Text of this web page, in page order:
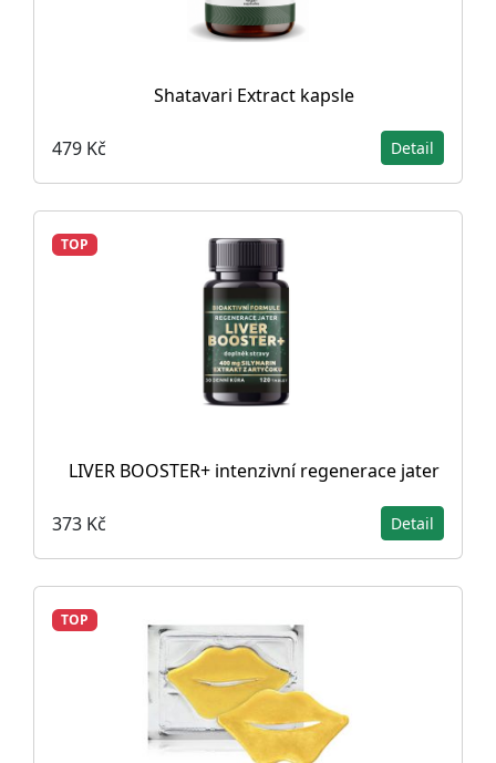
Shatavari Extract kapsle
479 Kč Detail
TOP
LIVER BOOSTER+ intenzivní regenerace jater
373 Kč Detail
TOP